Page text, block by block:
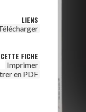
LIENS
FICHE
Imprimer
en PDF